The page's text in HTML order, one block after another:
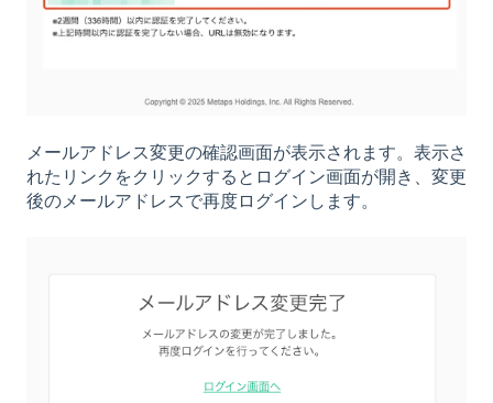
メールアドレス変更の確認画面が表示されます。表示さ
れたリンクをクリックするとログイン画面が開き、変更
後のメールアドレスで再度ログインします。